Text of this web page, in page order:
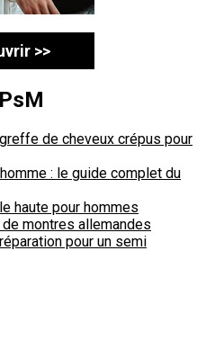
>>
de cheveux crépus pour
: le guide complet du
haute pour hommes
montres allemandes
pour un semi